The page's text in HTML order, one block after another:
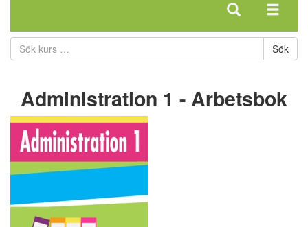
Sök
Administration 1 - Arbetsbok